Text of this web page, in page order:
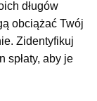
długów
obciążać Twój
Zidentyfikuj
spłaty, aby je